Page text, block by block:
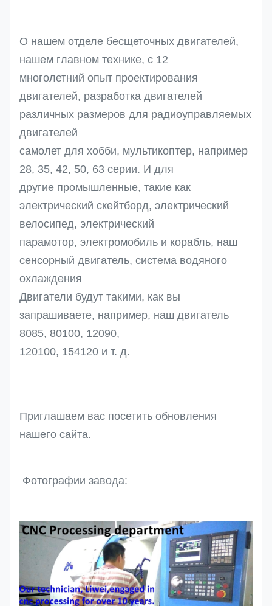
О нашем отделе бесщеточных двигателей,
нашем главном технике, с 12
многолетний опыт проектирования
двигателей, разработка двигателей
различных размеров для радиоуправляемых
двигателей
самолет для хобби, мультикоптер, например
28, 35, 42, 50, 63 серии. И для
другие промышленные, такие как
электрический скейтборд, электрический
велосипед, электрический
парамотор, электромобиль и корабль, наш
сенсорный двигатель, система водяного
охлаждения
Двигатели будут такими, как вы
запрашиваете, например, наш двигатель
8085, 80100, 12090,
120100, 154120 и т. д.
Приглашаем вас посетить обновления
нашего сайта.
Фотографии завода: